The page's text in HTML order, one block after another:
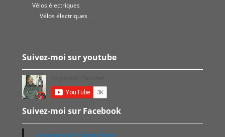
Vélos électriques
Vélos électriques
Suivez-moi sur youtube
Suivez-moi sur Facebook